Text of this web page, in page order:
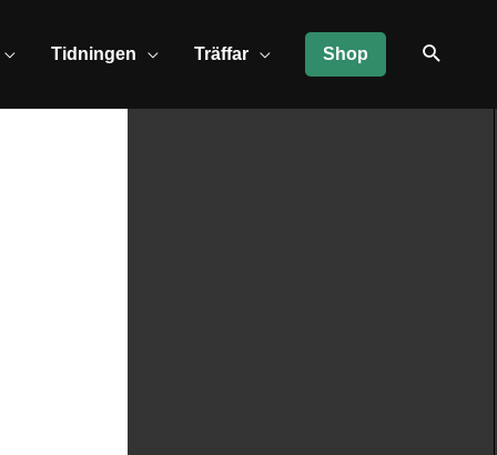
Tidningen Träffar Shop